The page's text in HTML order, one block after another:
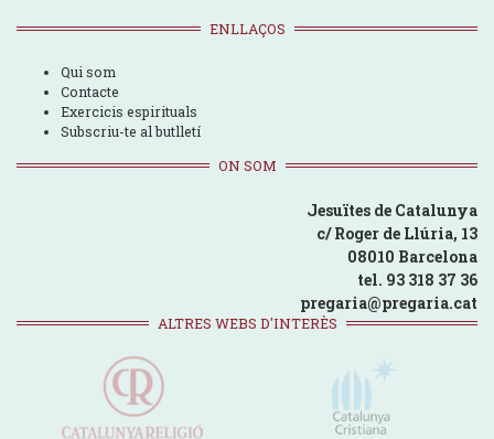
ENLLAÇOS
Qui som
Contacte
Exercicis espirituals
Subscriu-te al butlletí
ON SOM
Jesuïtes de Catalunya
c/ Roger de Llúria, 13
08010 Barcelona
tel. 93 318 37 36
pregaria@pregaria.cat
ALTRES WEBS D'INTERÈS